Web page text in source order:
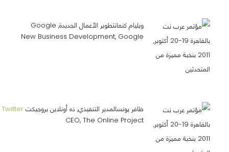
ويليام كنعانتطوير الأعمال الجديدة, Google
New Business Development, Google
ظافر يونسالمدير التنفيذي, ذه أونلاين بروجيكت Twitter
CEO, The Online Project